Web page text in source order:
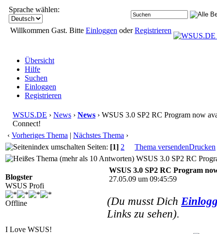
Sprache wählen:
Willkommen Gast. Bitte Einloggen oderRegistrieren
Übersicht
Hilfe
Suchen
Einloggen
Registrieren
WSUS.DE › News › News › WSUS 3.0 SP2 RC Program now
Connect!
‹ Vorheriges Thema | Nächstes Thema ›
Seiten: [1] 2 Thema versendenDrucken
WSUS 3.0 SP2 RC
Blogster
WSUS Profi
Offline
I Love WSUS!
WSUS 3.0 SP2 RC Program
27.05.09 um 09:45:59
(Du musst Dich
Links zu sehen).